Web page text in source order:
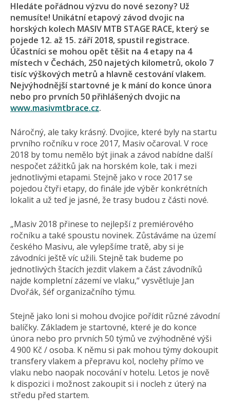
Hledáte pořádnou výzvu do nové sezony? Už
nemusíte! Unikátní etapový závod dvojic na
horských kolech MASIV MTB STAGE RACE, který se
pojede 12. až 15. září 2018, spustil registrace.
Účastníci se mohou opět těšit na 4 etapy na 4
místech v Čechách, 250 najetých kilometrů, okolo 7
tisíc výškových metrů a hlavně cestování vlakem.
Nejvýhodnější startovné je k mání do konce února
nebo pro prvních 50 přihlášených dvojic na
www.masivmtbrace.cz.
Náročný, ale taky krásný. Dvojice, které byly na startu
prvního ročníku v roce 2017, Masiv očaroval. V roce
2018 by tomu nemělo být jinak a závod nabídne další
nespočet zážitků jak na horském kole, tak i mezi
jednotlivými etapami. Stejně jako v roce 2017 se
pojedou čtyři etapy, do finále jde výběr konkrétních
lokalit a už teď je jasné, že trasy budou z části nové.
„Masiv 2018 přinese to nejlepší z premiérového
ročníku a také spoustu novinek. Zůstáváme na území
českého Masivu, ale vylepšíme tratě, aby si je
závodníci ještě víc užili. Stejně tak budeme po
jednotlivých štacích jezdit vlakem a část závodníků
najde kompletní zázemí ve vlaku,“ vysvětluje Jan
Dvořák, šéf organizačního týmu.
Stejně jako loni si mohou dvojice pořídit různé závodní
balíčky. Základem je startovné, které je do konce
února nebo pro prvních 50 týmů ve zvýhodněné výši
4 900 Kč / osoba. K němu si pak mohou týmy dokoupit
transfery vlakem a přepravu kol, noclehy přímo ve
vlaku nebo naopak nocování v hotelu. Letos je nově
k dispozici i možnost zakoupit si i nocleh z úterý na
středu před startem.